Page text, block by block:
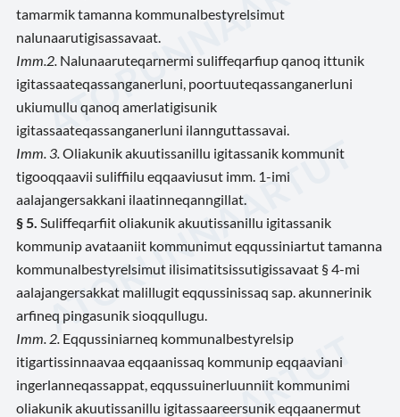
tamarmik tamanna kommunalbestyrelsimut
nalunaarutigisassavaat.
Imm. 2. Nalunaaruteqarnermi suliffeqarfiup qanoq ittunik
igitassaateqassanganerluni, poortuuteqassanganerluni
ukiumullu qanoq amerlatigisunik
igitassaateqassanganerluni ilannguttassavai.
Imm. 3. Oliakunik akuutissanillu igitassanik kommunit
tigooqqaavii suliffiilu eqqaaviusut imm. 1-imi
aalajangersakkani ilaatinneqanngillat.
§ 5. Suliffeqarfiit oliakunik akuutissanillu igitassanik
kommunip avataaniit kommunimut eqqussiniartut tamanna
kommunalbestyrelsimut ilisimatitsissutigissavaat § 4-mi
aalajangersakkat malillugit eqqussinissaq sap. akunnerinik
arfineq pingasunik sioqqullugu.
Imm. 2. Eqqussiniarneq kommunalbestyrelsip
itigartissinnaavaa eqqaanissaq kommunip eqqaaviani
ingerlanneqassappat, eqqussuinerluunniit kommunimi
oliakunik akuutissanillu igitassaareersunik eqqaanermut